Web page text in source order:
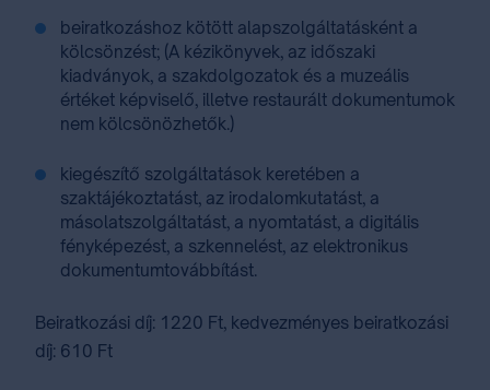
beiratkozáshoz kötött alapszolgáltatásként a
kölcsönzést; (A kézikönyvek, az időszaki
kiadványok, a szakdolgozatok és a muzeális
értéket képviselő, illetve restaurált dokumentumok
nem kölcsönözhetők.)
kiegészítő szolgáltatások keretében a
szaktájékoztatást, az irodalomkutatást, a
másolatszolgáltatást, a nyomtatást, a digitális
fényképezést, a szkennelést, az elektronikus
dokumentumtovábbítást.
Beiratkozási díj: 1220 Ft, kedvezményes beiratkozási
díj: 610 Ft